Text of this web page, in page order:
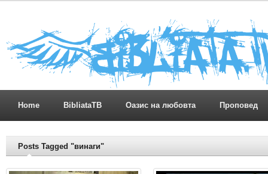
Home BibliataTB Оазис на любовта Проповед
Posts Tagged "винаги"